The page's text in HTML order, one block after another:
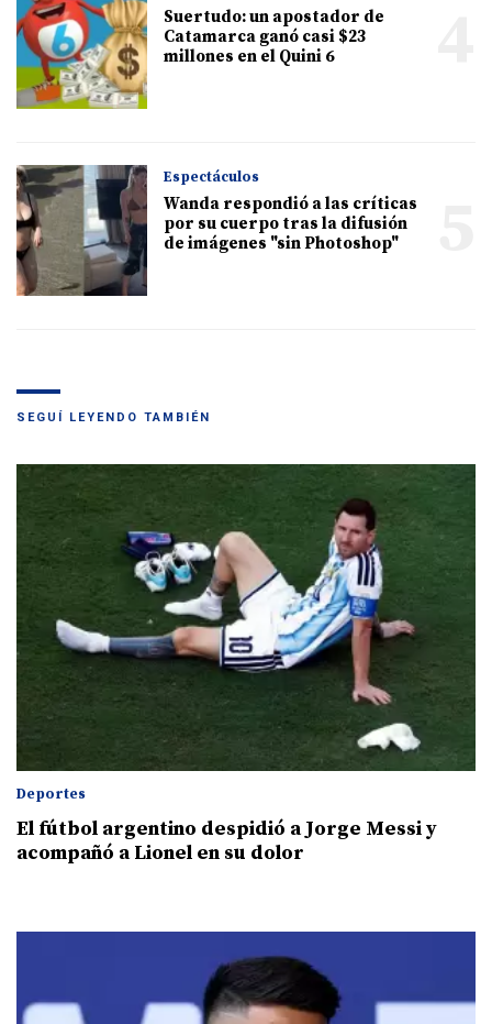
Suertudo: un apostador de
Catamarca ganó casi $23
millones en el Quini 6
Espectáculos
Wanda respondió a las críticas
por su cuerpo tras la difusión
de imágenes "sin Photoshop"
SEGUÍ LEYENDO TAMBIÉN
Deportes
El fútbol argentino despidió a Jorge Messi y
acompañó a Lionel en su dolor